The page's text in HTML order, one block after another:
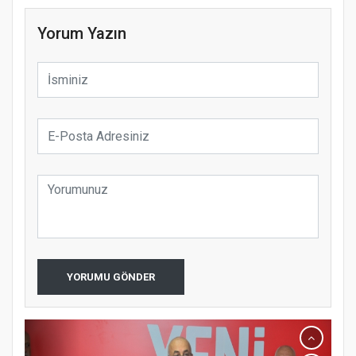
Yorum Yazın
YORUMU GÖNDER